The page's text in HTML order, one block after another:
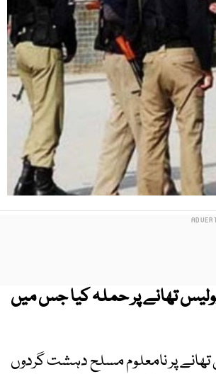
تھانے پر حملہ کیا جس میں
پر نامعلوم مسلح دہشت گردوں